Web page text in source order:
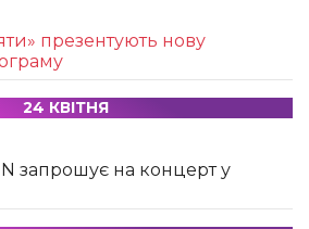
презентують нову
24 КВІТНЯ
запрошує на концерт у